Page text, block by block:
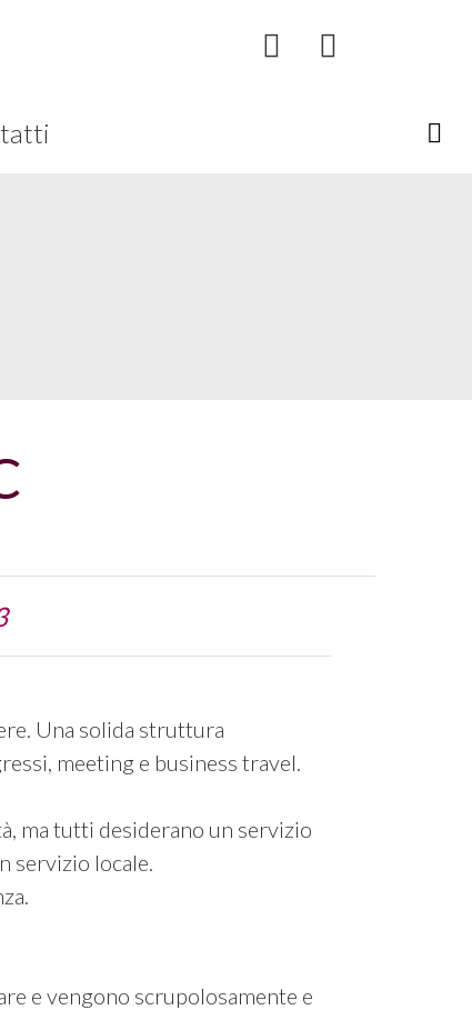
Una solida struttura
meeting e business travel.
ma tutti desiderano un servizio
servizio locale.
e vengono scrupolosamente e